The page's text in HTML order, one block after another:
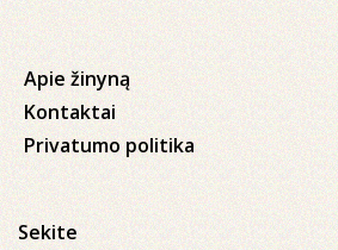
Apie žinyną
Kontaktai
Privatumo politika
Sekite